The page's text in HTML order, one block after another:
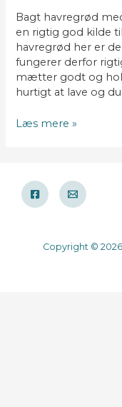
Bagt havregrød
en rigtig god kilde
havregrød her er
fungerer derfor
mætter godt og
hurtigt at lave og
Bagt
Læs mere »
Copyright ©